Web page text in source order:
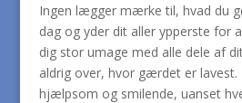
Ingen lægger mærke til, hvad du
dag og yder dit aller ypperste for
dig stor umage med alle dele af
aldrig over, hvor gærdet er lavest.
hjælpsom og smilende, uanset